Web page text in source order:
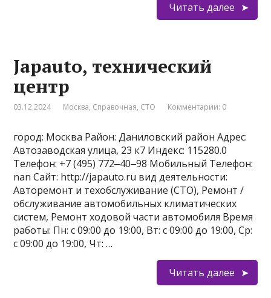
Читать далее
Japauto, технический
центр
03.12.2024 Москва, Справочная, СТО Комментарии: 0
город: Москва Район: Даниловский район Адрес:
Автозаводская улица, 23 к7 Индекс: 115280.0
Телефон: +7 (495) 772‒40‒98 Мобильный Телефон:
nan Сайт: http://japauto.ru вид деятельности:
Авторемонт и техобслуживание (СТО), Ремонт /
обслуживание автомобильных климатических
систем, Ремонт ходовой части автомобиля Время
работы: Пн: с 09:00 до 19:00, Вт: с 09:00 до 19:00, Ср:
с 09:00 до 19:00, Чт: …
Читать далее